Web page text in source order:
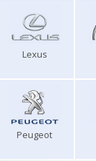
Lexus
Peugeot